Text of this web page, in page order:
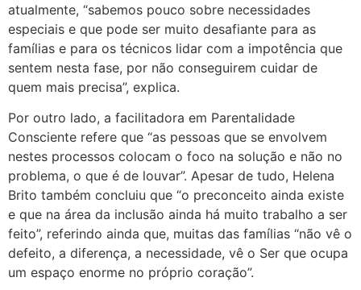
atualmente, “sabemos pouco sobre necessidades
especiais e que pode ser muito desafiante para as
famílias e para os técnicos lidar com a impotência que
sentem nesta fase, por não conseguirem cuidar de
quem mais precisa”, explica.
Por outro lado, a facilitadora em Parentalidade
Consciente refere que “as pessoas que se envolvem
nestes processos colocam o foco na solução e não no
problema, o que é de louvar”. Apesar de tudo, Helena
Brito também concluiu que “o preconceito ainda existe
e que na área da inclusão ainda há muito trabalho a ser
feito”, referindo ainda que, muitas das famílias “não vê o
defeito, a diferença, a necessidade, vê o Ser que ocupa
um espaço enorme no próprio coração”.